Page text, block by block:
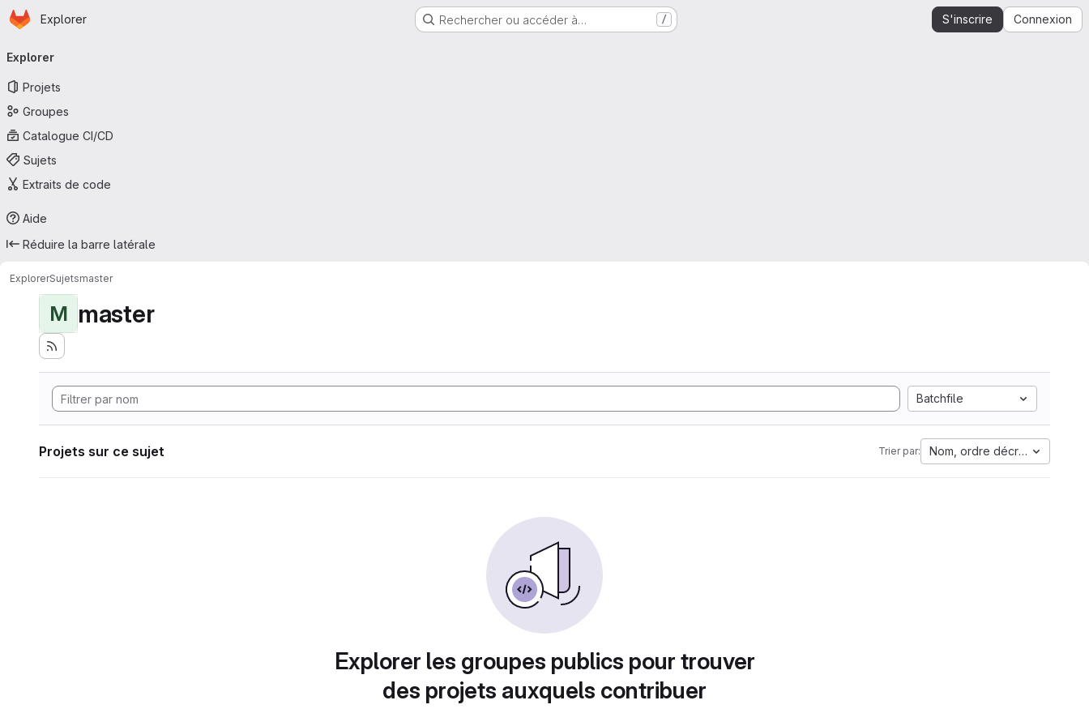
Passer au contenu principal
Page d'accueil
Explorer Rechercher ou accéder à… / S'inscrire Connexion
principale
Explorer
Projets
Groupes
Catalogue CI/CD
Sujets
Extraits de code
Aide
Réduire la barre latérale
ExplorerSujetsmaster
M master
Batchfile
Projets sur ce sujet Trier par: Nom, ordre décroissant
Explorer les groupes publics pour trouver
des projets auxquels contribuer